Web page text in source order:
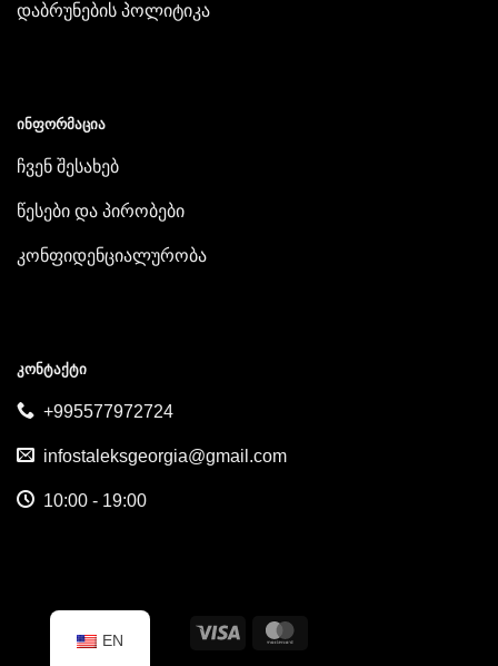
დაბრუნების პოლიტიკა
ᲘᲜᲤᲝᲠᲛᲐᲪᲘᲐ
ჩვენ შესახებ
წესები და პირობები
კონფიდენციალურობა
ᲙᲝᲜᲢᲐᲥᲢᲘ
+995577972724
infostaleksgeorgia@gmail.com
10:00 - 19:00
Visa
EN